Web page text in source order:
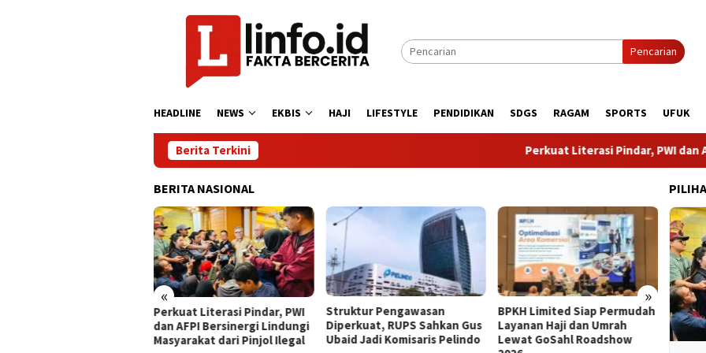
Pencarian
HEADLINE NEWS EKBIS HAJI LIFESTYLE PENDIDIKAN SDGS RAGAM SPORTS UFUK
Berita Terkini Perkuat Literasi Pindar, PWI dan AFPI
BERITA NASIONAL
« »
Perkuat Literasi Pindar, PWI
dan AFPI Bersinergi Lindungi
Masyarakat dari Pinjol Ilegal
​Struktur Pengawasan
Diperkuat, RUPS Sahkan Gus
Ubaid Jadi Komisaris Pelindo
BPKH Limited Siap Permudah
Layanan Haji dan Umrah
Lewat GoSahl Roadshow
​8 Tahun
Buktikan
Pengelolaan